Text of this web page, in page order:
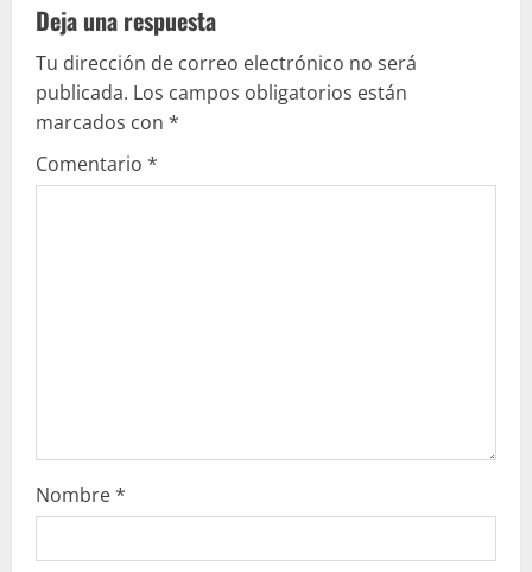
l
e
y
e
Deja una respuesta
Tu dirección de correo electrónico no será
publicada. Los campos obligatorios están
marcados con *
Comentario *
Nombre*